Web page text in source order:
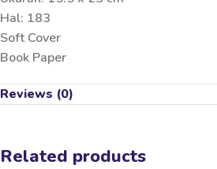
Hal: 183
Soft Cover
Book Paper
Reviews (0)
Related products